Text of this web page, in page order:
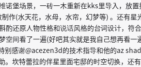
诺堡场景，一砖一木重新在kks里导入，放
作(水天花，水母，水帘，幻梦等) 。还有星
酌还原人物性格和说话风格的台词设计，符
空间看了一遍(好吧其实就是我自己想再看一
别感谢@acezen3d的技术指导和他的az
。坎特蕾拉的伴星里面宅邸的时空切换，还